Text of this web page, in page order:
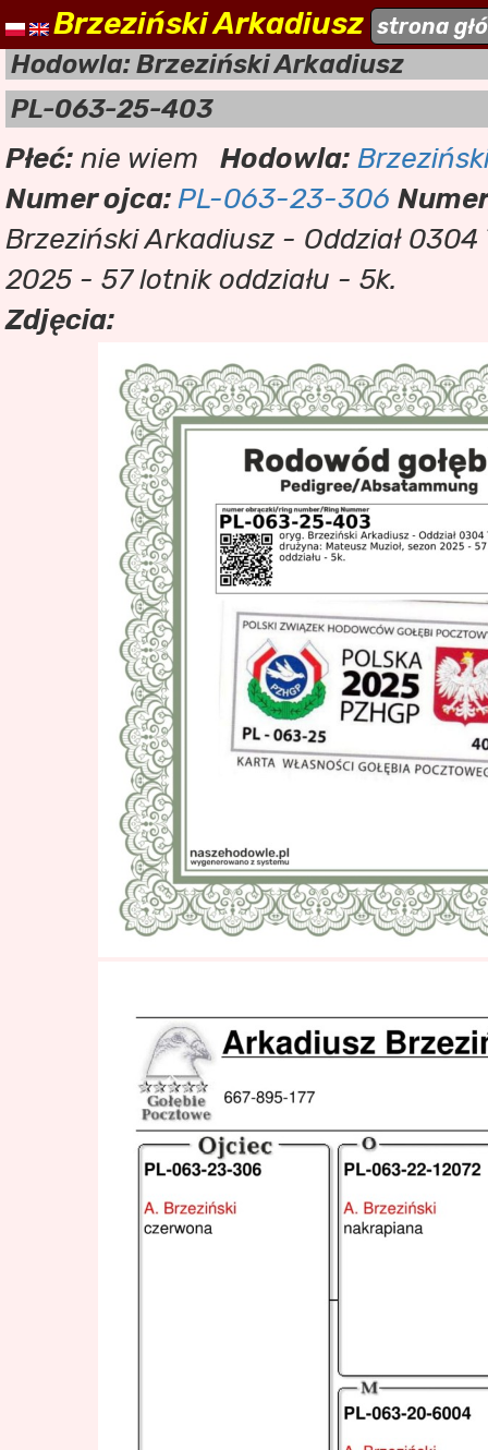
naszehodowle.pl
Brzeziński Arkadiusz strona
Hodowla: Brzeziński Arkadiusz
PL-063-25-403
Płeć: nie wiem Hodowla:
Numer ojca:PL-063-23-306
Brzeziński Arkadiusz - Oddział
2025 - 57 lotnik oddziału - 5k.
Zdjęcia: